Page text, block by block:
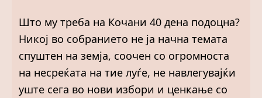
Што му треба на Кочани 40 дена подоцна?
Никој во собранието не ја начна темата
спуштен на земја, соочен со огромноста
на несреќата на тие луѓе, не навлегувајќи
уште сега во нови избори и ценкање со